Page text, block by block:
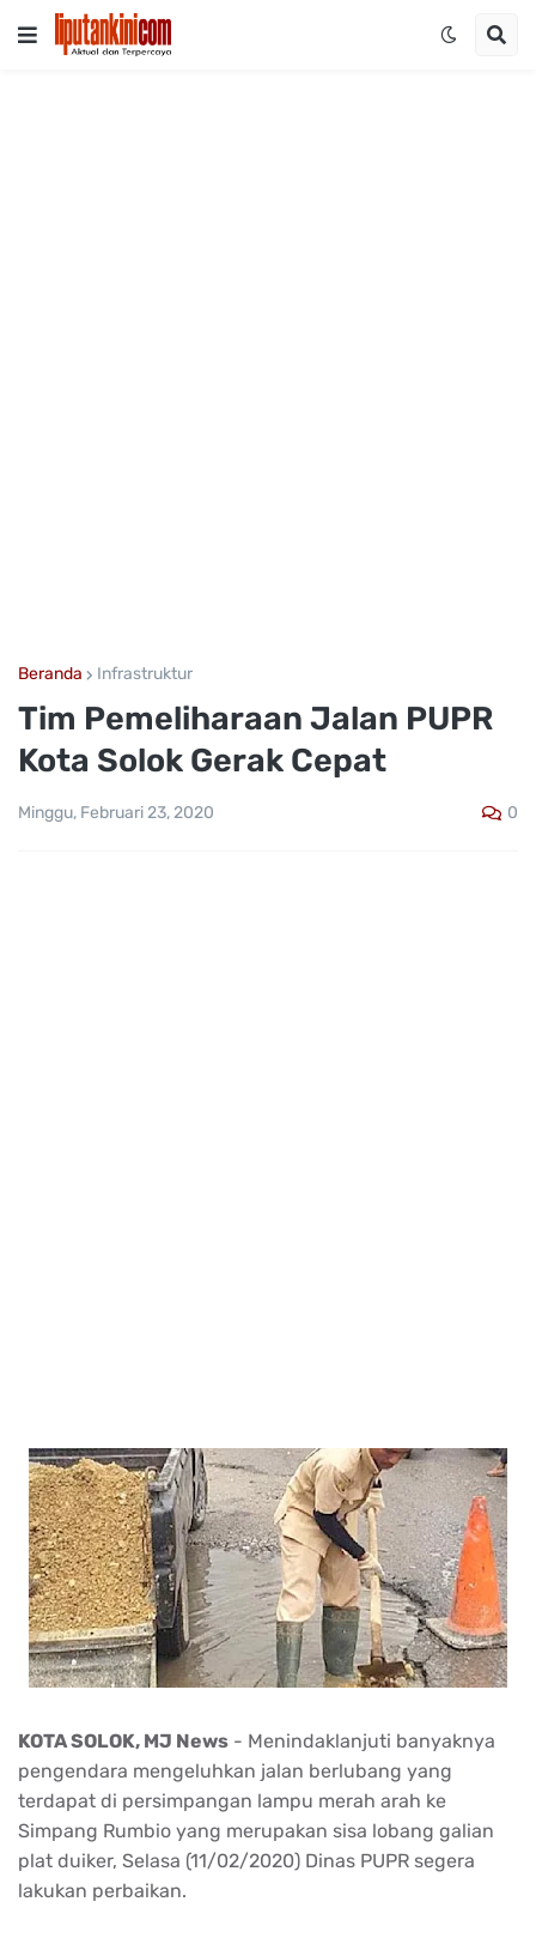
Beranda Infrastruktur
Tim Pemeliharaan Jalan PUPR
Kota Solok Gerak Cepat
Minggu, Februari 23, 2020 0
KOTA SOLOK, MJ News - Menindaklanjuti banyaknya
pengendara mengeluhkan jalan berlubang yang
terdapat di persimpangan lampu merah arah ke
Simpang Rumbio yang merupakan sisa lobang galian
plat duiker, Selasa (11/02/2020) Dinas PUPR segera
lakukan perbaikan.